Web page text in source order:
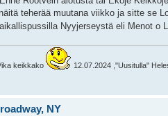
teherää muutana viikko ja sitte se
Nyyjerseystä eli Menot o
keikkako
12.07.2024 ,"Uusitulla"
NY